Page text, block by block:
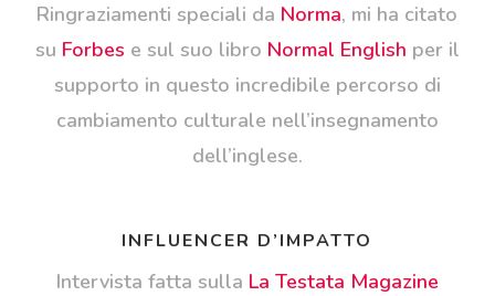
Ringraziamenti speciali da Norma, mi ha citato
su Forbes e sul suo libro Normal English per il
supporto in questo incredibile percorso di
cambiamento culturale nell’insegnamento
dell’inglese.
INFLUENCER D’IMPATTO
Intervista fatta sulla La Testata Magazine